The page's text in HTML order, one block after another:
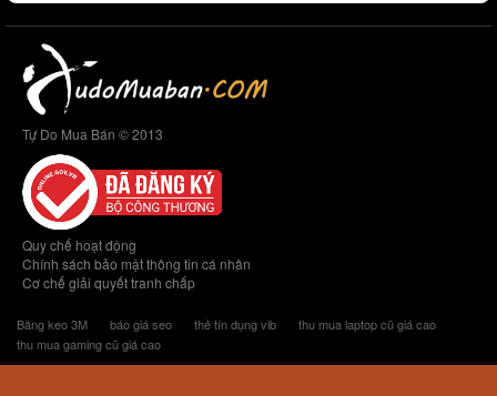
Tự Do Mua Bán © 2013
Quy chế hoạt động
Chính sách bảo mật thông tin cá nhân
Cơ chế giải quyết tranh chấp
Băng keo 3M báo giá seo thẻ tín dụng vib
thu mua laptop cũ giá cao
thu mua gaming cũ giá cao